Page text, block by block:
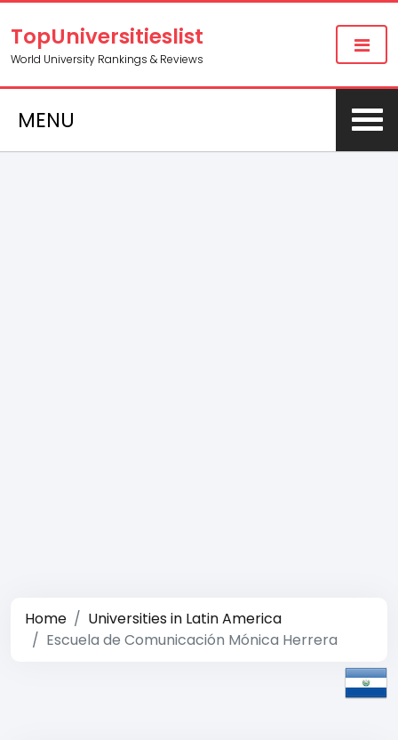
TopUniversitieslist
World University Rankings & Reviews
MENU
Home
Universities in Latin America
Escuela de Comunicación Mónica Herrera